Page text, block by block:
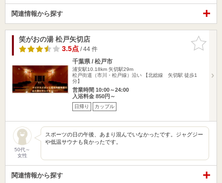
関連情報から探す
お気に入
りに追加
笑がおの湯 松戸矢切店
3.5点/ 44 件
千葉県 / 松戸市
浦安駅10.18km 矢切駅29m
松戸街道（市川・松戸線）沿い 【北総線 矢切駅 徒歩1
分】
営業時間 10:00～24:00
入浴料金 850円～
日帰り カップル
50代～
女性
スポーツの日の午後、あまり混んでいなかったです。ジャグジー
や低温サウナも良かったです。
関連情報から探す